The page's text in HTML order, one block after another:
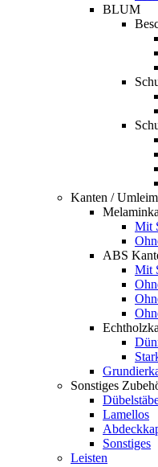
BLUM
Kanten /
Mit
ABS
Mit
Sonstiges
Lamellos
Sonstiges
Leisten